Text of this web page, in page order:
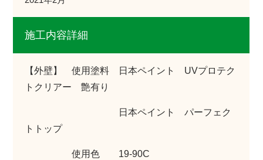
施工内容詳細
【外壁】 使用塗料 日本ペイント UVプロテク
トクリアー 艶有り
日本ペイント パーフェク
トトップ
使用色 19-90C